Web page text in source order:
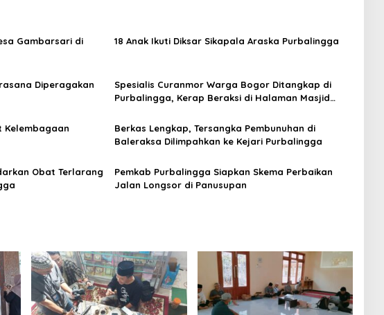
Gambarsari di
18 Anak Ikuti Diksar Sikapala Araska Purbalingga
Diperagakan
Spesialis Curanmor Warga Bogor Ditangkap di
Purbalingga, Kerap Beraksi di Halaman Masjid
Kelembagaan
Berkas Lengkap, Tersangka Pembunuhan di
Baleraksa Dilimpahkan ke Kejari Purbalingga
Obat Terlarang
Pemkab Purbalingga Siapkan Skema Perbaikan
Jalan Longsor di Panusupan